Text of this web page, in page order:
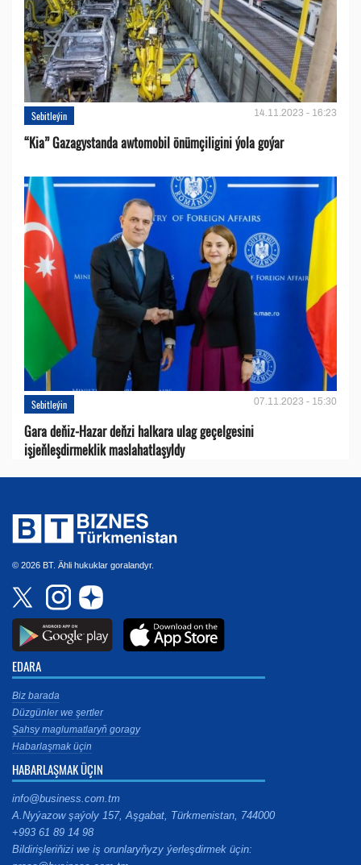
Sebitleýin 14.11.2023 - 16:23
“Kia” Gazagystanda awtomobil önümçiligini ýola goýar
Sebitleýin 07.11.2023 - 15:30
Gara deňiz-Hazar deňzi halkara ulag geçelgesini
işjeňleşdirmeklik maslahatlaşyldy
© 2026 BT. Ähli hukuklar goralandyr.
EDARA
Biz barada
Düzgünler we şertler
Şahsy maglumatlaryň goragy
Habarlaşmak üçin
HABARLAŞMAK ÜÇIN
info@business.com.tm
A.Nyýazow şaýoly 157, Aşgabat, Türkmenistan, 744000
+993 61 89 14 98
Bildirişleriňizi we iş orunlaryňyzy ýerleşdirmek üçin: